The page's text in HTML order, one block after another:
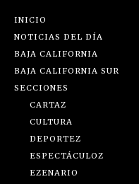
INICIO
NOTICIAS DEL DÍA
BAJA CALIFORNIA
BAJA CALIFORNIA SUR
SECCIONES
CARTAZ
CULTURA
DEPORTEZ
ESPECTÁCULOZ
EZENARIO